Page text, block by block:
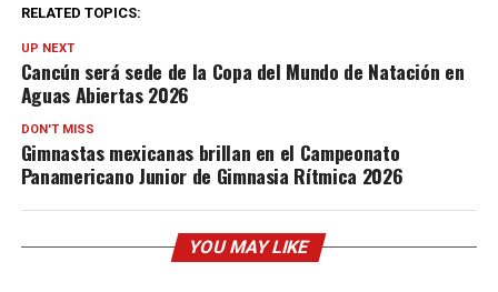
RELATED TOPICS:
UP NEXT
Cancún será sede de la Copa del Mundo de Natación en
Aguas Abiertas 2026
DON'T MISS
Gimnastas mexicanas brillan en el Campeonato
Panamericano Junior de Gimnasia Rítmica 2026
YOU MAY LIKE